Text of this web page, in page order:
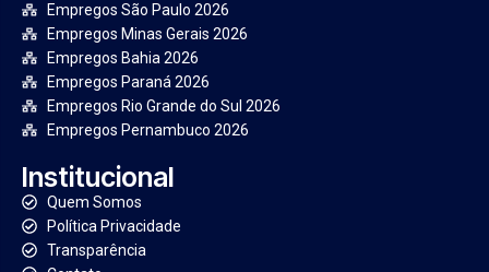
Empregos São Paulo 2026
Empregos Minas Gerais 2026
Empregos Bahia 2026
Empregos Paraná 2026
Empregos Rio Grande do Sul 2026
Empregos Pernambuco 2026
Institucional
Quem Somos
Política Privacidade
Transparência